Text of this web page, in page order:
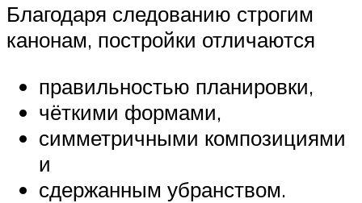
Благодаря следованию строгим
канонам, постройки отличаются
правильностью планировки,
чёткими формами,
симметричными композициями
и
сдержанным убранством.